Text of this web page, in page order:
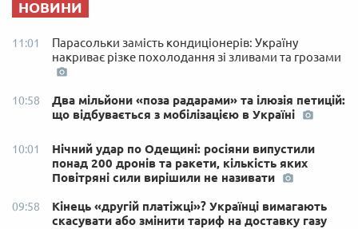
НОВИНИ
11:01
Парасольки замість кондиціонерів: Україну
накриває різке похолодання зі зливами та грозами
10:58
Два мільйони «поза радарами» та ілюзія петицій:
що відбувається з мобілізацією в Україні
10:01
Нічний удар по Одещині: росіяни випустили
понад 200 дронів та ракети, кількість яких
Повітряні сили вирішили не називати
09:58
Кінець «другій платіжці»? Українці вимагають
скасувати або змінити тариф на доставку газу